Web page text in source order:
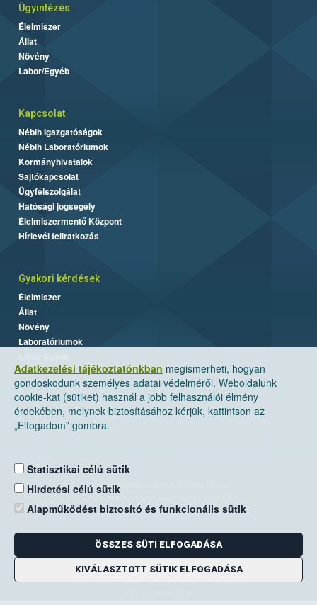
Adatkezelési tájékoztatónkban megismerheti, hogyan
gondoskodunk személyes adatai védelméről. Weboldalunk
cookie-kat (sütiket) használ a jobb felhasználói élmény
érdekében, melynek biztosításához kérjük, kattintson az
„Elfogadom” gombra.
Statisztikai célú sütik
Hirdetési célú sütik
Alapműködést biztosító és funkcionális sütik
ÖSSZES SÜTI ELFOGADÁSA
KIVÁLASZTOTT SÜTIK ELFOGADÁSA
Ügyintézés
Élelmiszer
Állat
Növény
Labor/Egyéb
Kapcsolat
Nébih Igazgatóságok
Nébih Laboratóriumok
Kormányhivatalok
Sajtókapcsolat
Ügyfélszolgálat
Hatósági jogsegély
Élelmiszermentő Központ
Hírlevél feliratkozás
Gyakori kérdések
Élelmiszer
Állat
Növény
Laboratóriumok
Nemzeti Élelmiszerlánc-biztonsági Hivatal
Levelezési cím: 1525 Budapest. Pf. 30.
E-mail:ugyfelszolgalat@nebih.gov.hu
Zöld szám: 06-80/263-244
Telefon: 06-1/ 336-9000